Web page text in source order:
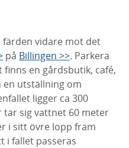
färden vidare mot det
på Billingen >>. Parkera
finns en gårdsbutik, café,
en utställning om
ligger ca 300
sig vattnet 60 meter
i sitt övre lopp fram
i fallet passeras